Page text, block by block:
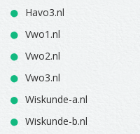
Havo3.nl
Vwo1.nl
Vwo2.nl
Vwo3.nl
Wiskunde-a.nl
Wiskunde-b.nl